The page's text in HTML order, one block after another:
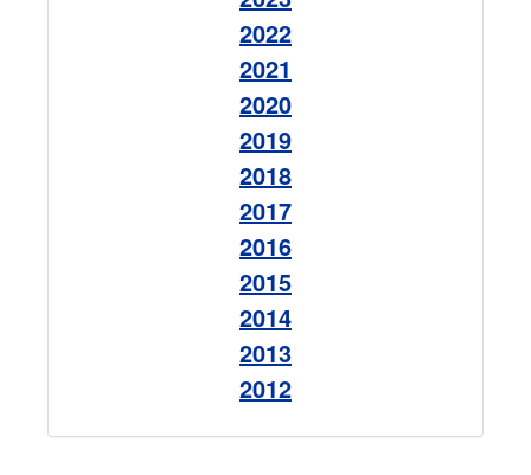
2022
2021
2020
2019
2018
2017
2016
2015
2014
2013
2012